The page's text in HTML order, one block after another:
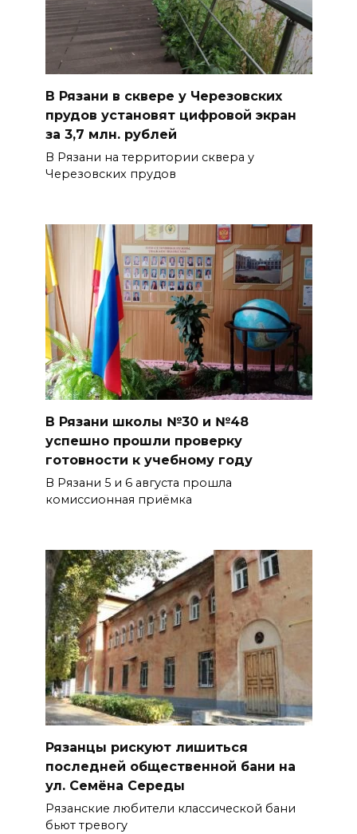
В Рязани в сквере у Черезовских
прудов установят цифровой экран
за 3,7 млн. рублей
В Рязани на территории сквера у
Черезовских прудов
В Рязани школы №30 и №48
успешно прошли проверку
готовности к учебному году
В Рязани 5 и 6 августа прошла
комиссионная приёмка
Рязанцы рискуют лишиться
последней общественной бани на
ул. Семёна Середы
Рязанские любители классической бани
бьют тревогу